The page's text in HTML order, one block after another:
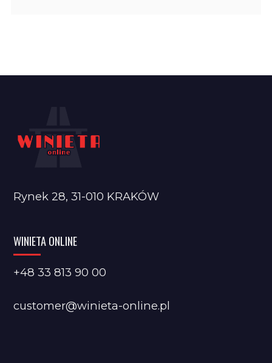
Rynek 28, 31-010 KRAKÓW
WINIETA ONLINE
+48 33 813 90 00
customer@winieta-online.pl